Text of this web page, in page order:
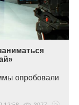
опробовали